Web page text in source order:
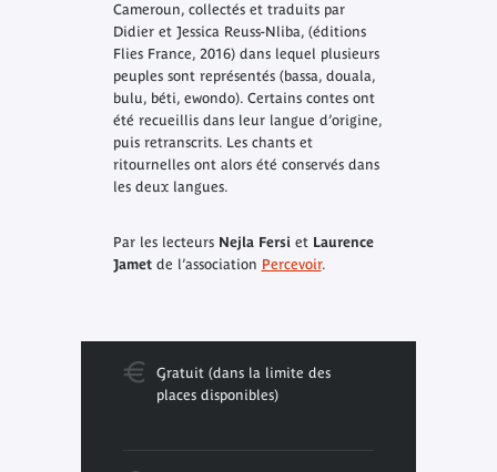
Cameroun, collectés et traduits par
Didier et Jessica Reuss-Nliba, (éditions
Flies France, 2016) dans lequel plusieurs
peuples sont représentés (bassa, douala,
bulu, béti, ewondo). Certains contes ont
été recueillis dans leur langue d’origine,
puis retranscrits. Les chants et
ritournelles ont alors été conservés dans
les deux langues.
Par les lecteursNejla Fersiet Laurence
Jametde l’association Percevoir.
Gratuit (dans la limite des
places disponibles)